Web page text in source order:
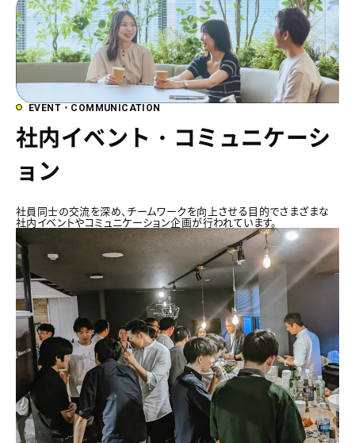
EVENT・COMMUNICATION
社内イベント・コミュニケーシ
ョン
社員同士の交流を深め、チームワークを向上させる目的でさまざまな
社内イベントやコミュニケーション企画が行われています。